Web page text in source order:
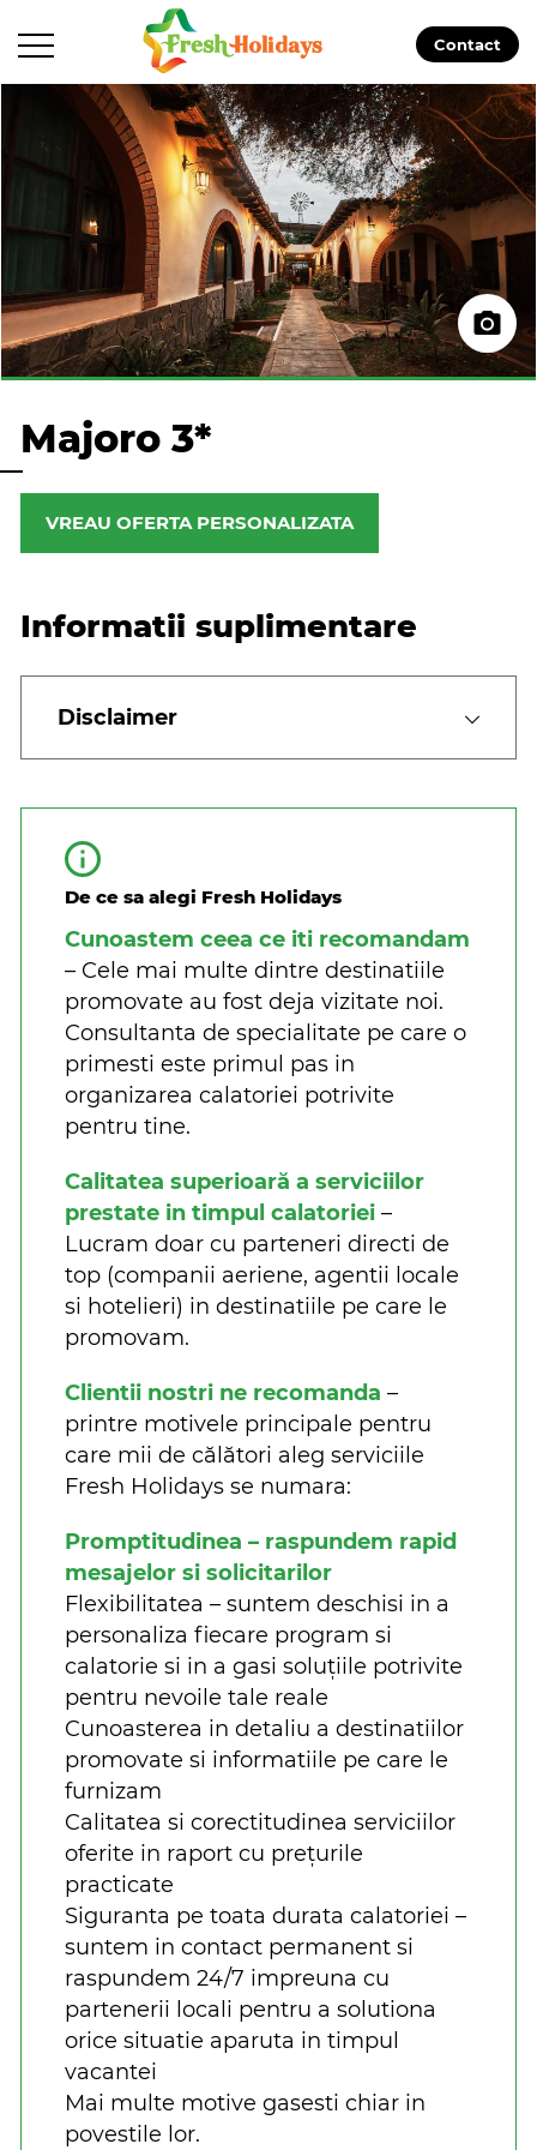
Contact
Majoro 3*
VREAU OFERTA PERSONALIZATA
Informatii suplimentare
Disclaimer
De ce sa alegi Fresh Holidays
Cunoastem ceea ce iti recomandam
– Cele mai multe dintre destinatiile
promovate au fost deja vizitate noi.
Consultanta de specialitate pe care o
primesti este primul pas in
organizarea calatoriei potrivite
pentru tine.
Calitatea superioară a serviciilor
prestate in timpul calatoriei –
Lucram doar cu parteneri directi de
top (companii aeriene, agentii locale
si hotelieri) in destinatiile pe care le
promovam.
Clientii nostri ne recomanda –
printre motivele principale pentru
care mii de călători aleg serviciile
Fresh Holidays se numara:
Promptitudinea – raspundem rapid
mesajelor si solicitarilor
Flexibilitatea – suntem deschisi in a
personaliza fiecare program si
calatorie si in a gasi soluțiile potrivite
pentru nevoile tale reale
Cunoasterea in detaliu a destinatiilor
promovate si informatiile pe care le
furnizam
Calitatea si corectitudinea serviciilor
oferite in raport cu prețurile
practicate
Siguranta pe toata durata calatoriei –
suntem in contact permanent si
raspundem 24/7 impreuna cu
partenerii locali pentru a solutiona
orice situatie aparuta in timpul
vacantei
Mai multe motive gasesti chiar in
povestile lor.